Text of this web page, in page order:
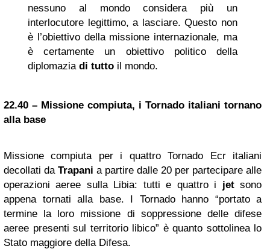
nessuno al mondo considera più un
interlocutore legittimo, a lasciare. Questo non
è l’obiettivo della missione internazionale, ma
è certamente un obiettivo politico della
diplomazia di tutto il mondo.
22.40 – Missione compiuta, i Tornado italiani tornano
alla base
Missione compiuta per i quattro Tornado Ecr italiani
decollati da Trapani a partire dalle 20 per partecipare alle
operazioni aeree sulla Libia: tutti e quattro i jetsono
appena tornati alla base. I Tornado hanno “portato a
termine la loro missione di soppressione delle difese
aeree presenti sul territorio libico” è quanto sottolinea lo
Stato maggiore della Difesa.